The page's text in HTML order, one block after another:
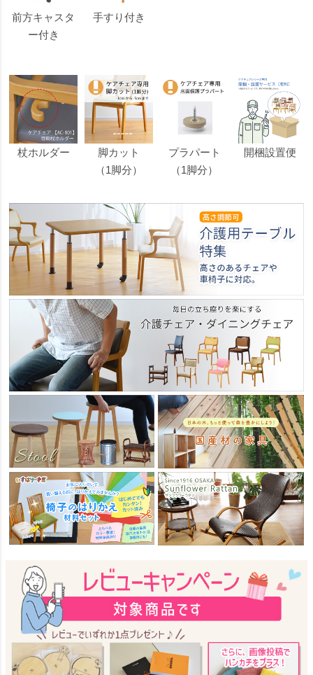
前方キャスタ
ー付き
手すり付き
杖ホルダー
脚カット
（1脚分）
プラパート
（1脚分）
開梱設置便